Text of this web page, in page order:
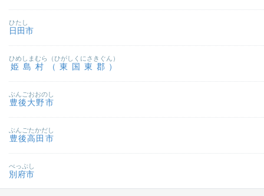
日田市
ひたし
姫島村（東国東郡）
ひめしまむら（ひがしくにさきぐん）
豊後大野市
ぶんごおおのし
豊後高田市
ぶんごたかだし
別府市
べっぷし